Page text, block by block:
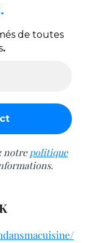
de toutes
.
notrepolitique